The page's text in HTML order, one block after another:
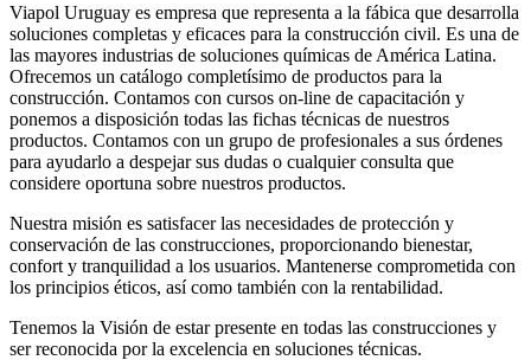
Viapol Uruguay es empresa que representa a la fábica que desarrolla
soluciones completas y eficaces para la construcción civil. Es una de
las mayores industrias de soluciones químicas de América Latina.
Ofrecemos un catálogo completísimo de productos para la
construcción. Contamos con cursos on-line de capacitación y
ponemos a disposición todas las fichas técnicas de nuestros
productos. Contamos con un grupo de profesionales a sus órdenes
para ayudarlo a despejar sus dudas o cualquier consulta que
considere oportuna sobre nuestros productos.
Nuestra misión es satisfacer las necesidades de protección y
conservación de las construcciones, proporcionando bienestar,
confort y tranquilidad a los usuarios. Mantenerse comprometida con
los principios éticos, así como también con la rentabilidad.
Tenemos la Visión de estar presente en todas las construcciones y
ser reconocida por la excelencia en soluciones técnicas.